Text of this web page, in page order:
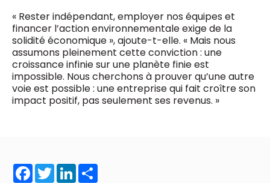
« Rester indépendant, employer nos équipes et
financer l’action environnementale exige de la
solidité économique », ajoute-t-elle. « Mais nous
assumons pleinement cette conviction : une
croissance infinie sur une planète finie est
impossible. Nous cherchons à prouver qu’une autre
voie est possible : une entreprise qui fait croître son
impact positif, pas seulement ses revenus. »
Facebook
TwitterLinkedIn